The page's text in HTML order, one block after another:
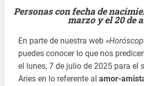
Personas con fecha de
marzo y el 20 de
En parte de nuestra web
puedes conocer lo que nos
el lunes, 7 de julio de 2025 para el
Aries en lo referente alamor-